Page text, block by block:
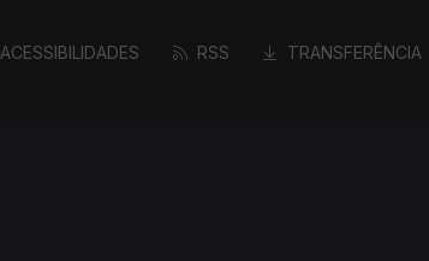
ACESSIBILIDADES RSS TRANSFERÊNCIA